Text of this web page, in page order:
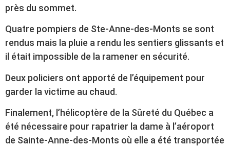
près du sommet.
Quatre pompiers de Ste-Anne-des-Monts se sont
rendus mais la pluie a rendu les sentiers glissants et
il était impossible de la ramener en sécurité.
Deux policiers ont apporté de l’équipement pour
garder la victime au chaud.
Finalement, l’hélicoptère de la Sûreté du Québec a
été nécessaire pour rapatrier la dame à l’aéroport
de Sainte-Anne-des-Monts où elle a été transportée